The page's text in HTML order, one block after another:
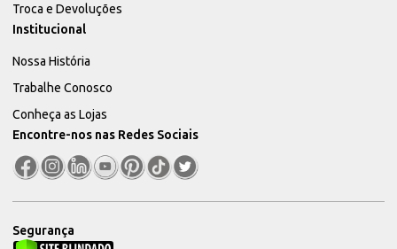
Troca e Devoluções
Institucional
Nossa História
Trabalhe Conosco
Conheça as Lojas
Encontre-nos nas Redes Sociais
Segurança